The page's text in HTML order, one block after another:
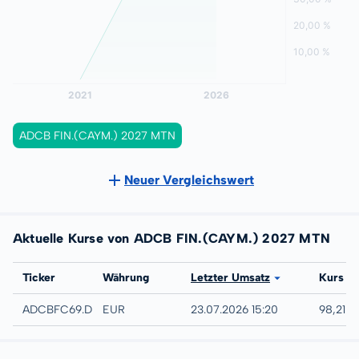
ADCB FIN.(CAYM.) 2027 MTN
Neuer Vergleichswert
Aktuelle Kurse von ADCB FIN.(CAYM.) 2027 MTN
Börse
Ticker Währung Letzter Umsatz Kurs
Düsseldorf
ADCBFC69.DUSBEUR 23.07.2026 15:20 98,21 %